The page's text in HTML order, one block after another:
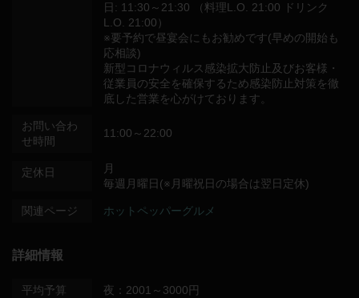
日: 11:30～21:30 （料理L.O. 21:00 ドリンク
L.O. 21:00）
※要予約で昼宴会にもお勧めです(早めの開始も
応相談)
新型コロナウィルス感染拡大防止及びお客様・
従業員の安全を確保するため感染防止対策を徹
底した営業を心がけております。
お問い合わ
せ時間
11:00～22:00
定休日
月
毎週月曜日(※月曜祝日の場合は翌日定休)
関連ページ ホットペッパーグルメ
詳細情報
平均予算 夜：2001～3000円